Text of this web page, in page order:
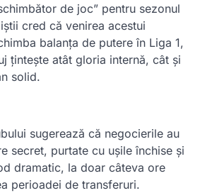
de joc” pentru sezonul
cred că venirea acestui
balanța de putere în Liga 1,
țintește atât gloria internă, cât și
solid.
sugerează că negocierile au
secret, purtate cu ușile închise și
dramatic, la doar câteva ore
perioadei de transferuri.